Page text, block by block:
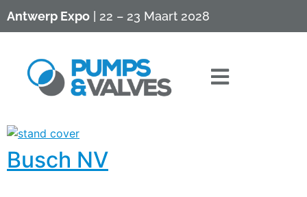
Antwerp Expo | 22 – 23 Maart 2028
Busch NV